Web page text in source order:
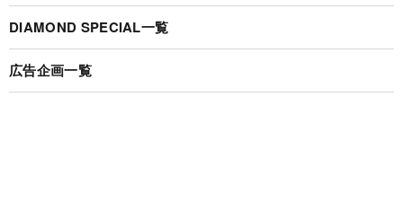
DIAMOND SPECIAL一覧
広告企画一覧